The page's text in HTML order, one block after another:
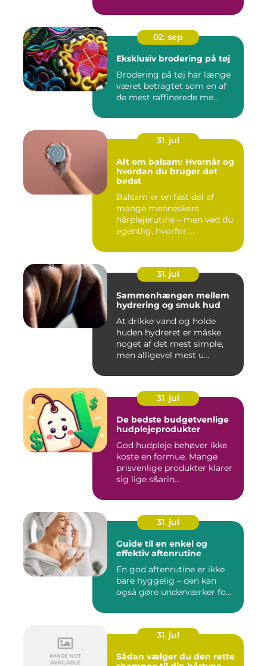
02. sep
Eksklusiv brodering på tøj
Brodering på tøj har længe
været betragtet som en af
de mest raffinerede me...
31. jul
Alt om balsam: Hvornår og
hvordan du bruger det
bedst
Balsam er en fast del af
mange menneskers
hårplejerutine – men ved du
egentlig, hvorfor ...
31. jul
Sammenhængen mellem
hydrering og smuk hud
At drikke vand og holde
huden hydreret er måske
noget af det mest simple,
men alligevel mest u...
31. jul
De bedste budgetvenlige
hudplejeprodukter
God hudpleje behøver ikke
koste en formue. Mange
prisvenlige produkter klarer
sig lige s&arin...
31. jul
Guide til en enkel og
effektiv aftenrutine
En god aftenrutine er ikke
bare hyggelig – den kan
også gøre underværker fo...
31. jul
Sådan vælger du den rette